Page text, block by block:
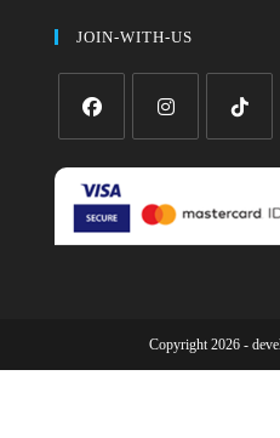
JOIN-WITH-US
new
new
a
new
Copyright 2026 -